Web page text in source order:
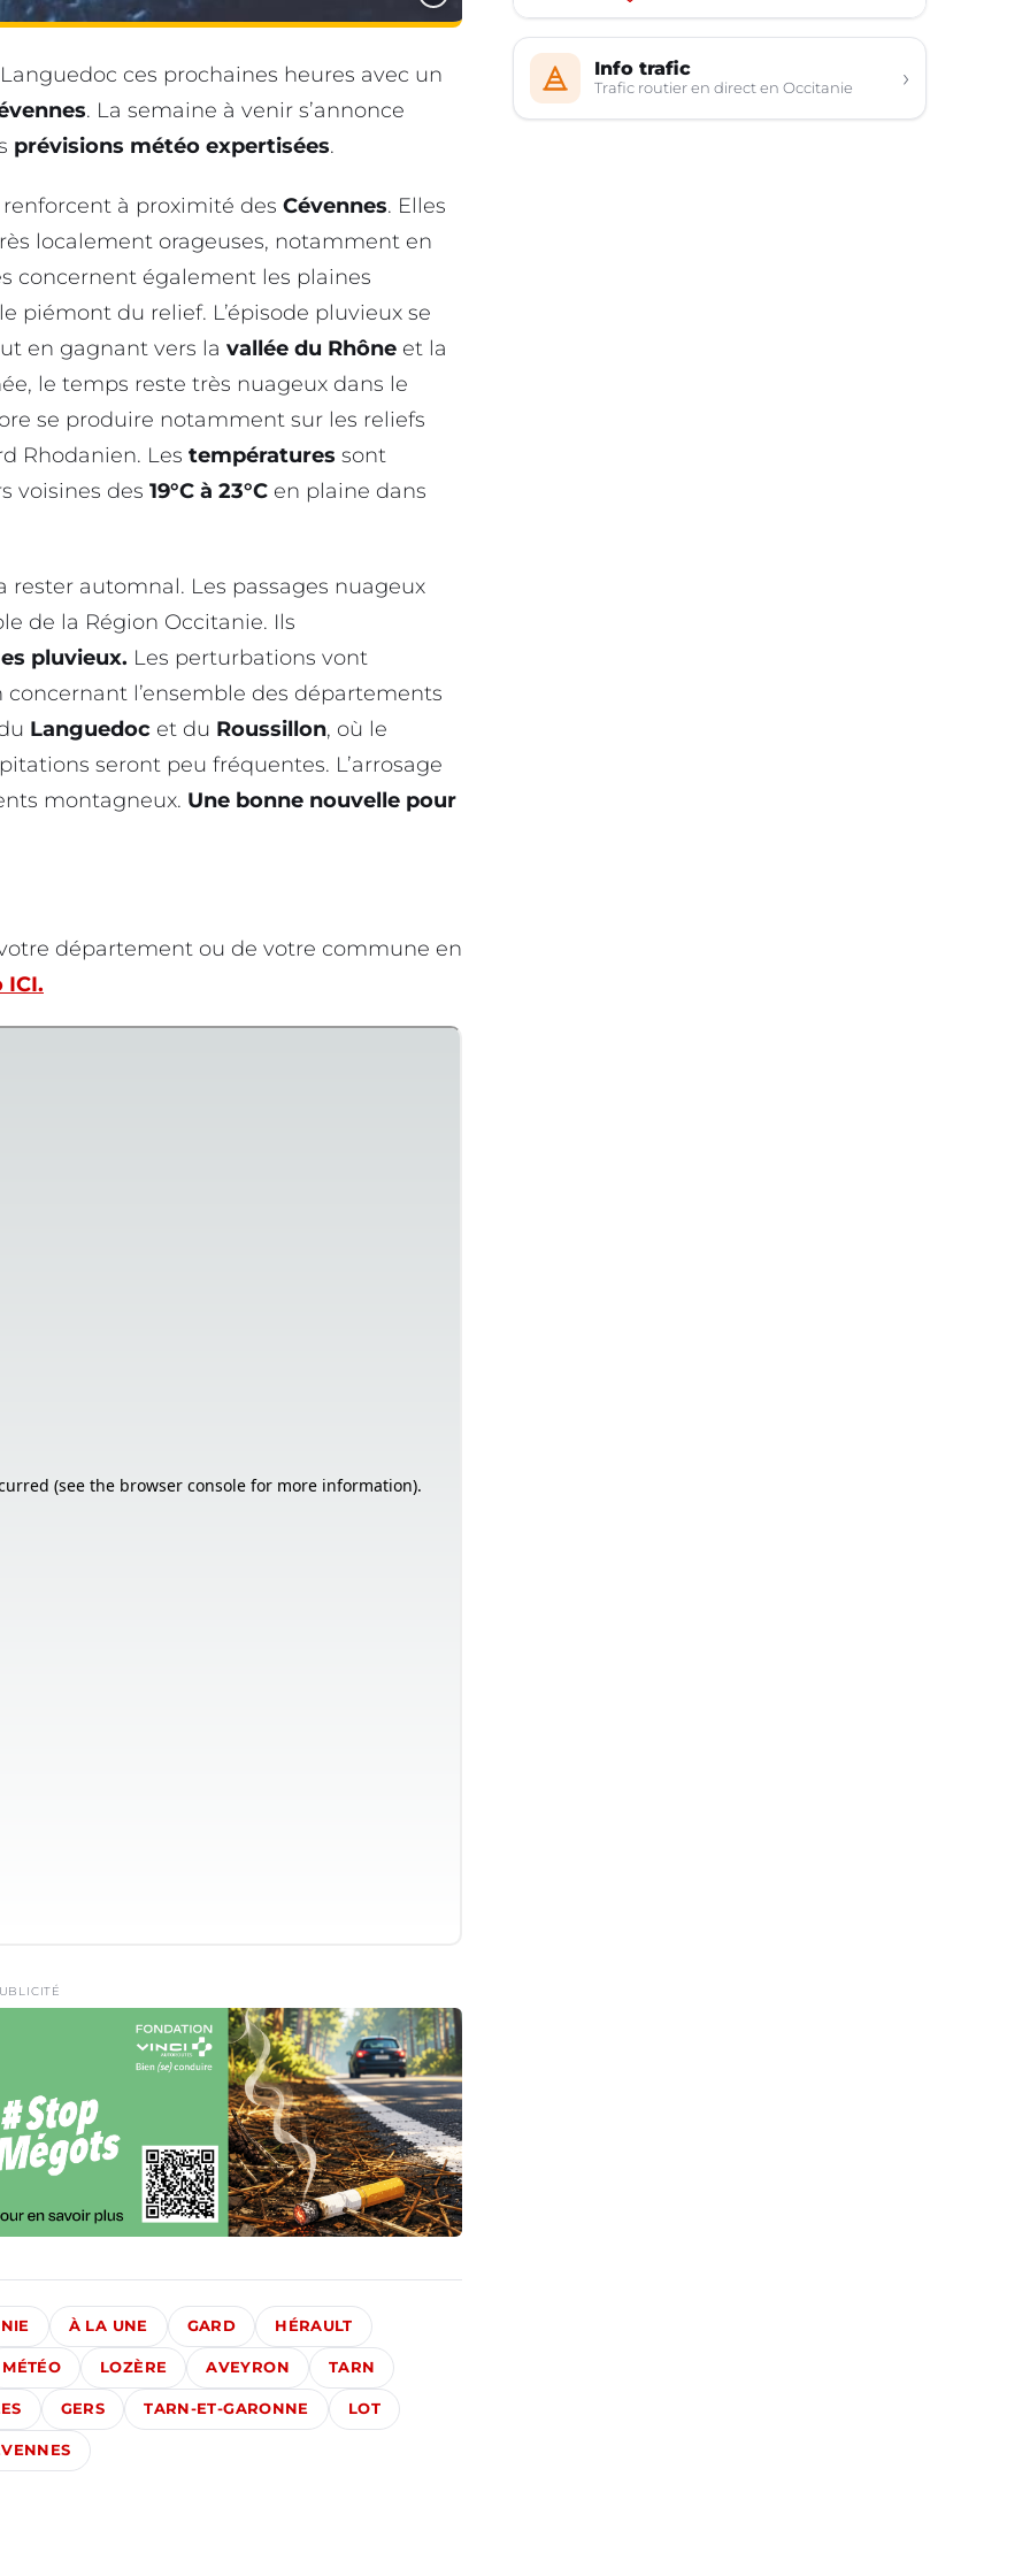
ces prochaines heures avec un
. La semaine à venir s’annonce
prévisions météo expertisées.
à proximité des Cévennes. Elles
localement orageuses, notamment en
concernent également les plaines
piémont du relief. L’épisode pluvieux se
en gagnant vers la vallée du Rhône et la
le temps reste très nuageux dans le
se produire notamment sur les reliefs
Rhodanien. Les températures sont
voisines des 19°C à 23°C en plaine dans
rester automnal. Les passages nuageux
de la Région Occitanie. Ils
pluvieux. Les perturbations vont
concernant l’ensemble des départements
Languedoc et du Roussillon, où le
seront peu fréquentes. L’arrosage
montagneux. Une bonne nouvelle pour
département ou de votre commune en
À LA UNE GARD HÉRAULT
MÉTÉO LOZÈRE AVEYRON TARN
GERS TARN-ET-GARONNE LOT
Info trafic
Trafic routier en direct en Occitanie ›